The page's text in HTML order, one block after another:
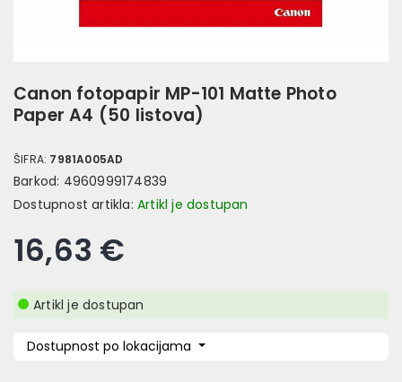
Canon fotopapir MP-101 Matte Photo
Paper A4 (50 listova)
ŠIFRA: 7981A005AD
Barkod: 4960999174839
Dostupnost artikla: Artikl je dostupan
16,63 €
Artikl je dostupan
Dostupnost po lokacijama